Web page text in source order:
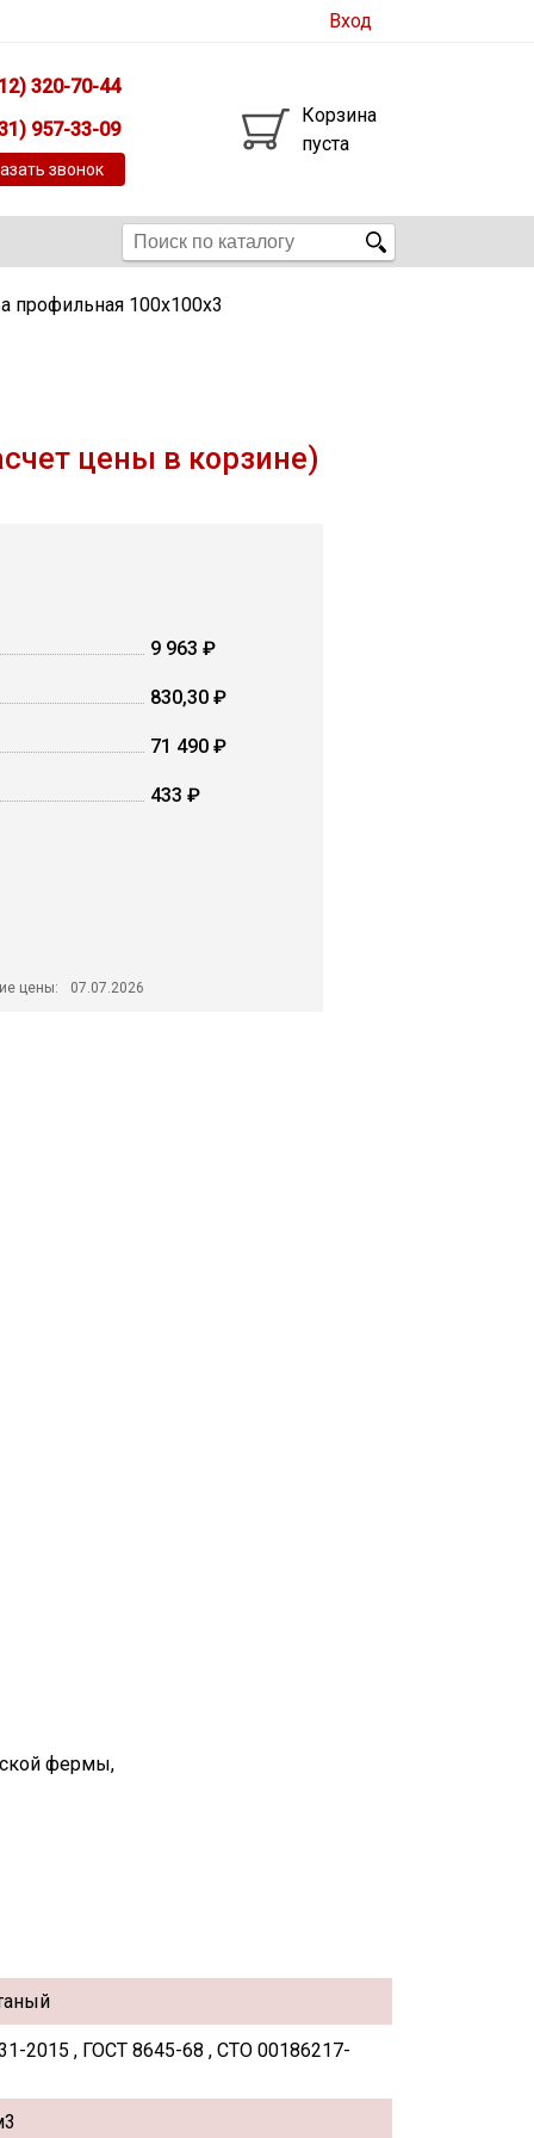
Вход
320-70-44
957-33-09
звонок
Корзина
пуста
профильная 100х100х3
цены в корзине)
9 963 ₽
830,30 ₽
71 490 ₽
433 ₽
цены: 07.07.2026
фермы,
2015 , ГОСТ 8645-68 , СТО 00186217-